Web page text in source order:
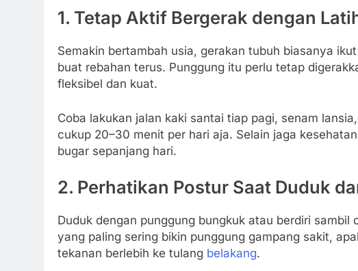
1. Tetap Aktif Bergerak dengan
Semakin bertambah usia, gerakan tubuh biasanya
buat rebahan terus. Punggung itu perlu tetap
fleksibel dan kuat.
Coba lakukan jalan kaki santai tiap pagi, senam
cukup 20–30 menit per hari aja. Selain jaga
bugar sepanjang hari.
2. Perhatikan Postur Saat Duduk
Duduk dengan punggung bungkuk atau berdiri
yang paling sering bikin punggung gampang sakit,
tekanan berlebih ke tulang belakang.